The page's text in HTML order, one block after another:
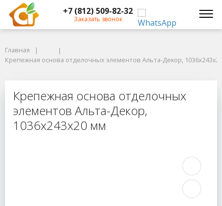
+7 (812) 509-82-32
Заказать звонок
Крепежная основа отделочных элементов Альта-Декор, 1036х243х20
Крепежная основа отделочных
Главная
Крепежная основа отделочных элементов Альта-Декор,
Крепежная основа отделочных
элементов Альта-Декор,
1036х243х20 мм